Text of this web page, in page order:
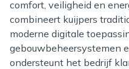
comfort, veiligheid en
combineert kuijpers
moderne digitale
gebouwbeheersystemen
ondersteunt het bedrijf